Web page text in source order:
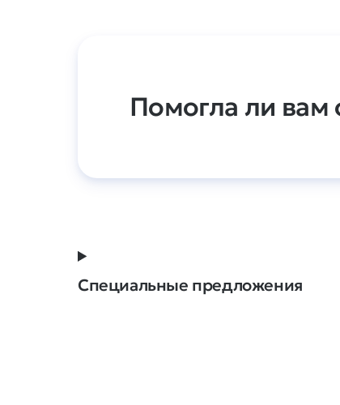
Помогла ли вам
Специальные предложения